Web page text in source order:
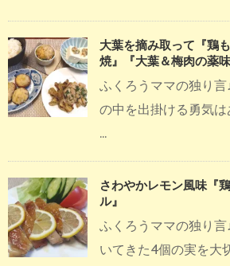
大葉を摘み取って『鶏
焼』『大葉＆梅肉の薬
ふくろうママの独り
の中を出掛ける勇気は
...
さわやかレモン風味『
ル』
ふくろうママの独り
いてきた4個の実を大